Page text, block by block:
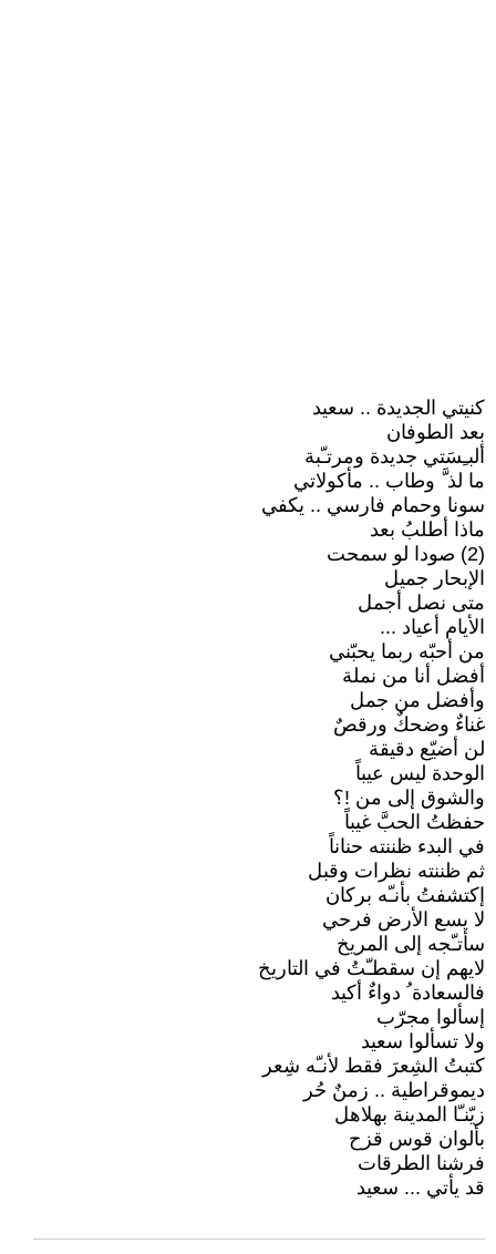
كنيتي الجديدة .. سعيد
بعد الطوفان
ألبـِسَتي جديدة ومرتـّبة
ما لذ َّ وطاب .. مأكولاتي
سونا وحمام فارسي .. يكفي
ماذا أطلبُ بعد
(2) صودا لو سمحت
الإبحار جميل
متى نصل أجمل
الأيام أعياد ...
من أحبّه ربما يحبّني
أفضل أنا من نملة
وأفضل من جمل
غناءٌ وضحكٌ ورقصٌ
لن أضيّع دقيقة
الوحدة ليس عيباً
والشوق إلى من !؟
حفظتُ الحبَّ غيباً
في البدء ظننته حناناً
ثم ظننته نظرات وقبل
إكتشفتُ بأنـّه بركان
لا يسع الأرض فرحي
سأتـّجه إلى المريخ
لايهم إن سقطـّتُ في التاريخ
فالسعادة ُ دواءٌ أكيد
إسألوا مجرّب
ولا تسألوا سعيد
كتبتُ الشِعرَ فقط لأنـّه شِعر
ديموقراطية .. زمنٌ حُر
زيّنـّا المدينة بهلاهل
بألوان قوس قزح
فرشنا الطرقات
قد يأتي ... سعيد